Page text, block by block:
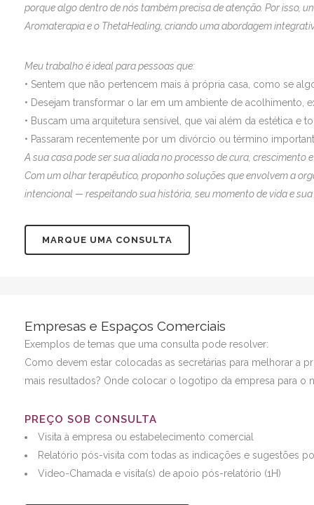
porque algo dentro de nós também precisa de atenção. Por isso,
Aromaterapia e o ThetaHealing, criando uma abordagem
Meu trabalho é ideal para pessoas que:
• Sentem que não pertencem mais à própria casa, como se
• Desejam transformar o lar em um ambiente de acolhimento,
• Buscam uma arquitetura sensível, que vai além da estética e
• Passaram recentemente por um divórcio ou término
A sua casa pode ser sua aliada no processo de cura, crescimento
Com um olhar terapêutico, proponho soluções que envolvem a
intencional — respeitando sua história, seu momento de vida e sua
MARQUE UMA CONSULTA
Empresas e Espaços Comerciais
Exemplos de temas que uma consulta pode resolver:
Como devem estar colocadas as secretárias para melhorar a
mais resultados? Onde colocar o logotipo da empresa para o
PREÇO SOB CONSULTA
Visita à empresa ou estabelecimento comercial
Relatório pós-visita com todas as indicações e sugestões
Video-Chamada e visita(s) de apoio pós-relatório (1H)